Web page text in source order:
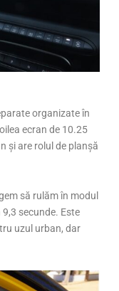
organizate în
ecran de 10.25
și are rolul de planșă
să rulăm în modul
secunde. Este
uzul urban, dar